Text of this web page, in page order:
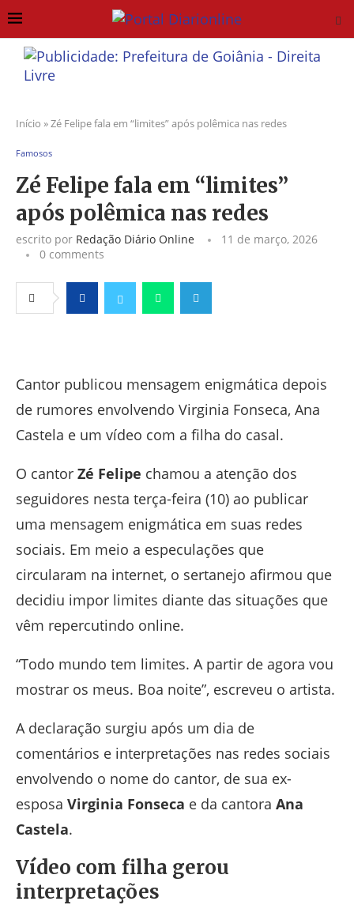
Início »Zé Felipe fala em “limites” após polêmica nas redes
Famosos
Zé Felipe fala em “limites”
após polêmica nas redes
escrito por Redação Diário Online
11 de março, 2026
0 comments
Cantor publicou mensagem enigmática depois
de rumores envolvendo Virginia Fonseca, Ana
Castela e um vídeo com a filha do casal.
O cantor Zé Felipe chamou a atenção dos
seguidores nesta terça-feira (10) ao publicar
uma mensagem enigmática em suas redes
sociais. Em meio a especulações que
circularam na internet, o sertanejo afirmou que
decidiu impor limites diante das situações que
vêm repercutindo online.
“Todo mundo tem limites. A partir de agora vou
mostrar os meus. Boa noite”, escreveu o artista.
A declaração surgiu após um dia de
comentários e interpretações nas redes sociais
envolvendo o nome do cantor, de sua ex-
esposa Virginia Fonseca e da cantora Ana
Castela.
Vídeo com filha gerou
interpretações